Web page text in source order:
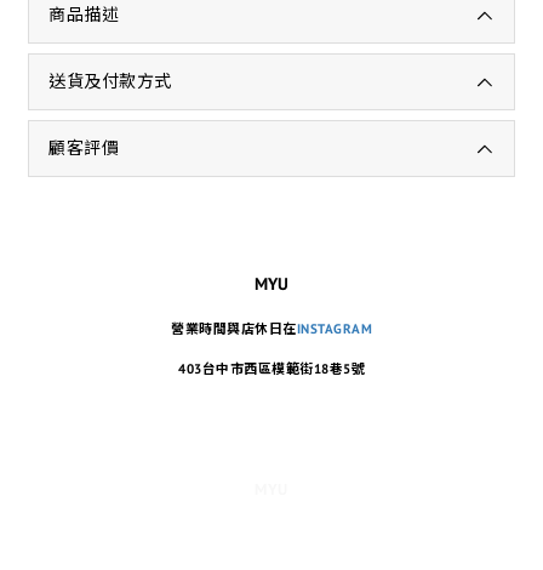
商品描述
送貨及付款方式
顧客評價
MYU
營業時間與店休日在INSTAGRAM
403台中市西區模範街18巷5號